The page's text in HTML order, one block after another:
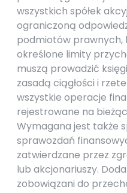
wszystkich spółek
ograniczoną
podmiotów
określone limity
muszą prowadzić
zasadą ciągłości i
wszystkie operacje
rejestrowane na
Wymagana jest także
sprawozdań
zatwierdzane przez
lub akcjonariuszy.
zobowiązani do